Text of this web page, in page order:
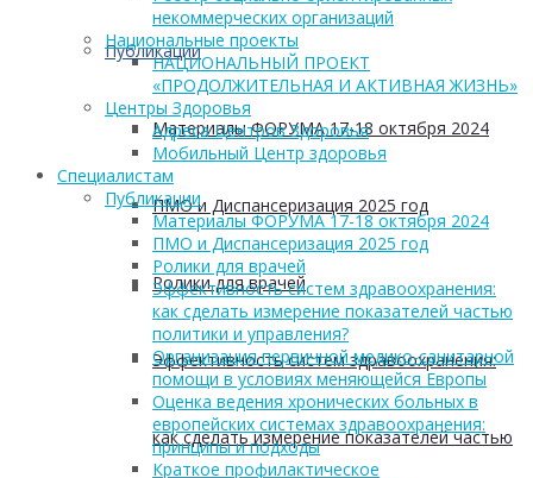
Публикации
Материалы ФОРУМА 17-18 октября 2024
ПМО и Диспансеризация 2025 год
Ролики для врачей
Эффективность систем здравоохранения:
как сделать измерение показателей частью
некоммерческих организаций
Национальные проекты
НАЦИОНАЛЬНЫЙ ПРОЕКТ
«ПРОДОЛЖИТЕЛЬНАЯ И АКТИВНАЯ ЖИЗНЬ»
Центры Здоровья
Адреса Центров Здоровья
Мобильный Центр здоровья
Cпециалистам
Публикации
Материалы ФОРУМА 17-18 октября 2024
ПМО и Диспансеризация 2025 год
Ролики для врачей
Эффективность систем здравоохранения:
как сделать измерение показателей частью
политики и управления?
Организация первичной медико-санитарной
помощи в условиях меняющейся Европы
Оценка ведения хронических больных в
европейских системах здравоохранения:
принципы и подходы
Краткое профилактическое